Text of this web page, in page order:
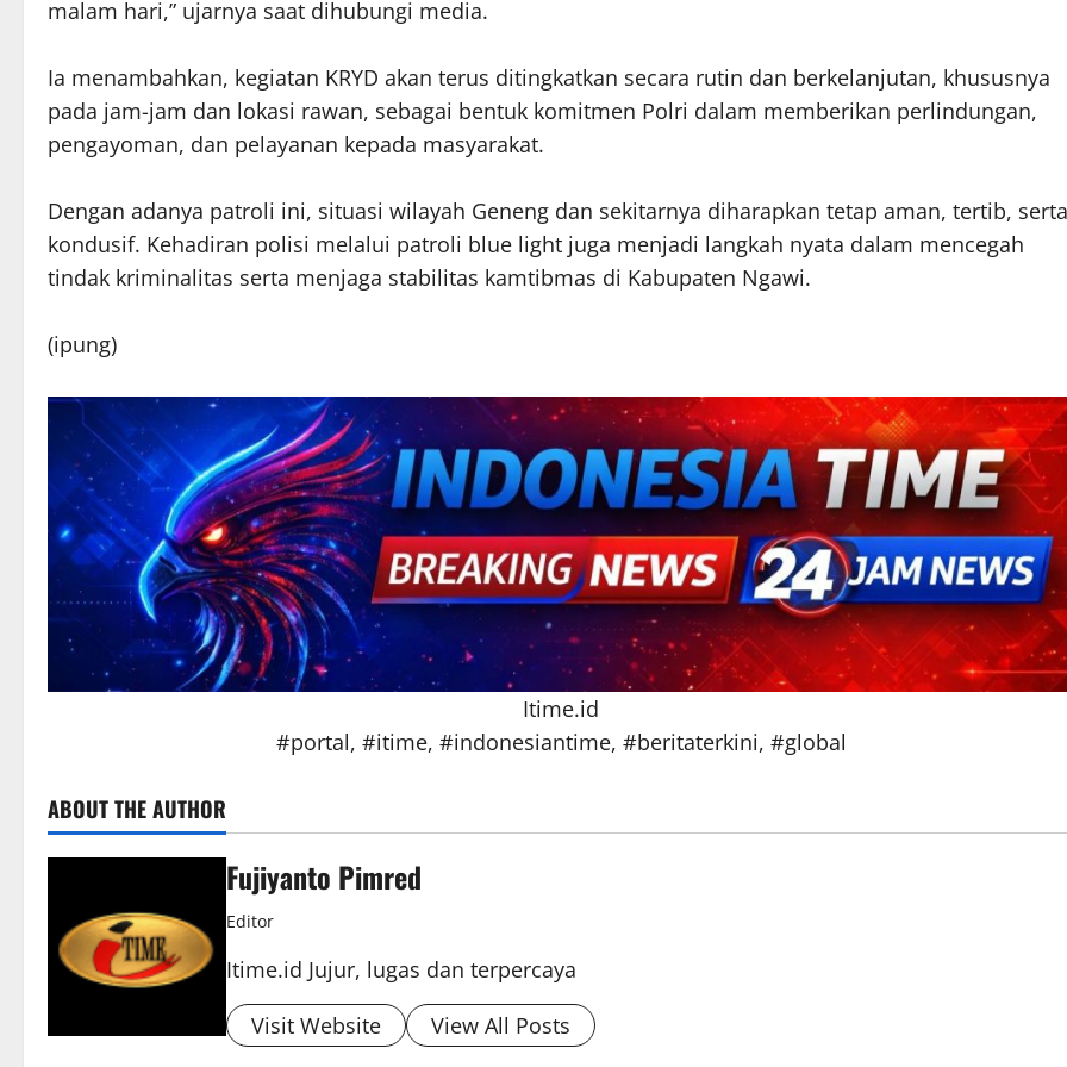
malam hari,” ujarnya saat dihubungi media.
Ia menambahkan, kegiatan KRYD akan terus ditingkatkan secara rutin dan berkelanjutan, khususnya
pada jam-jam dan lokasi rawan, sebagai bentuk komitmen Polri dalam memberikan perlindungan,
pengayoman, dan pelayanan kepada masyarakat.
Dengan adanya patroli ini, situasi wilayah Geneng dan sekitarnya diharapkan tetap aman, tertib, serta
kondusif. Kehadiran polisi melalui patroli blue light juga menjadi langkah nyata dalam mencegah
tindak kriminalitas serta menjaga stabilitas kamtibmas di Kabupaten Ngawi.
(ipung)
Itime.id
#portal, #itime, #indonesiantime, #beritaterkini, #global
ABOUT THE AUTHOR
Fujiyanto Pimred
Editor
Itime.id Jujur, lugas dan terpercaya
Visit Website
View All Posts